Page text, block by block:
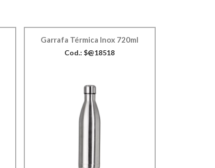
Garrafa Térmica Inox 720ml
Cod.: $@18518